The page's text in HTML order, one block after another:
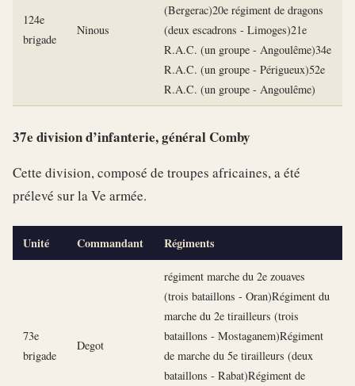
124e
brigade
Ninous
(Bergerac)20e régiment de dragons
(deux escadrons - Limoges)21e
R.A.C. (un groupe - Angoulême)34e
R.A.C. (un groupe - Périgueux)52e
R.A.C. (un groupe - Angoulême)
37e division d’infanterie, général Comby
Cette division, composé de troupes africaines, a été
prélevé sur la Ve armée.
Unité Commandant Régiments
73e
brigade
Degot
régiment marche du 2e zouaves
(trois bataillons - Oran)Régiment du
marche du 2e tirailleurs (trois
bataillons - Mostaganem)Régiment
de marche du 5e tirailleurs (deux
bataillons - Rabat)Régiment de